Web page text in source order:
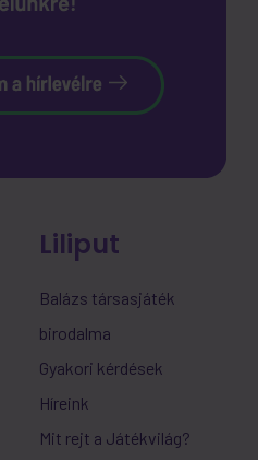
Liliput
Balázs társasjáték
birodalma
Gyakori kérdések
Híreink
Mit rejt a Játékvilág?